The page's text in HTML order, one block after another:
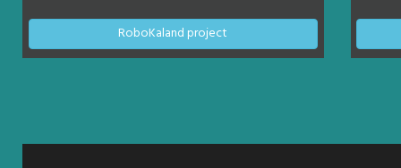
RoboKaland project